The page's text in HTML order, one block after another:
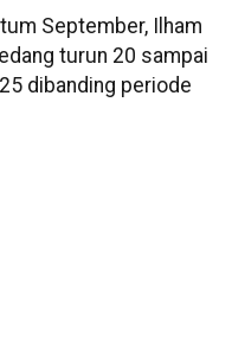
September, Ilham
turun 20 sampai
dibanding periode